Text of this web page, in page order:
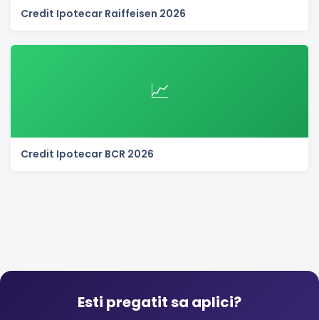
Credit Ipotecar Raiffeisen 2026
📈
Credit Ipotecar BCR 2026
Esti pregatit sa aplici?